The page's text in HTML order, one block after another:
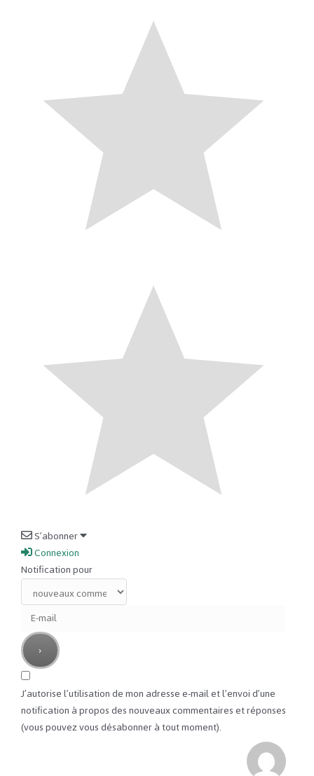
S’abonner
Connexion
Notification pour
J’autorise l’utilisation de mon adresse e-mail et l’envoi d’une
notification à propos des nouveaux commentaires et réponses
(vous pouvez vous désabonner à tout moment).